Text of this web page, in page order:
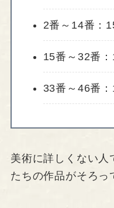
2番～14番：
15番～32番
33番～46番
美術に詳しくない人
たちの作品がそろっ